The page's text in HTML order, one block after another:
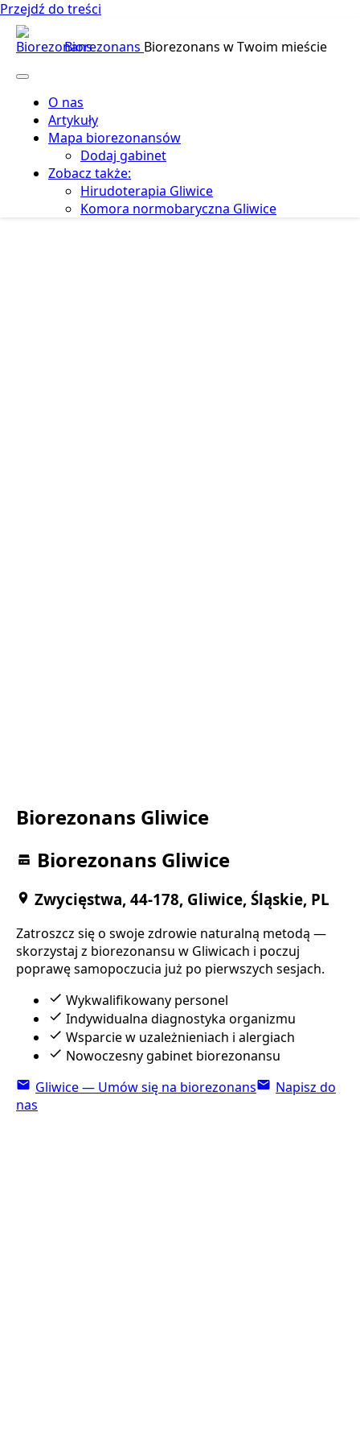
Przejdź do treści
Biorezonans Biorezonans w Twoim mieście
O nas
Artykuły
Mapa biorezonansów
Dodaj gabinet
Zobacz także:
Hirudoterapia Gliwice
Komora normobaryczna Gliwice
Biorezonans Gliwice
Biorezonans Gliwice
Zwycięstwa, 44-178, Gliwice, Śląskie, PL
Zatroszcz się o swoje zdrowie naturalną metodą —
skorzystaj z biorezonansu w Gliwicach i poczuj
poprawę samopoczucia już po pierwszych sesjach.
Wykwalifikowany personel
Indywidualna diagnostyka organizmu
Wsparcie w uzależnieniach i alergiach
Nowoczesny gabinet biorezonansu
Gliwice — Umów się na biorezonans
Napisz do
nas